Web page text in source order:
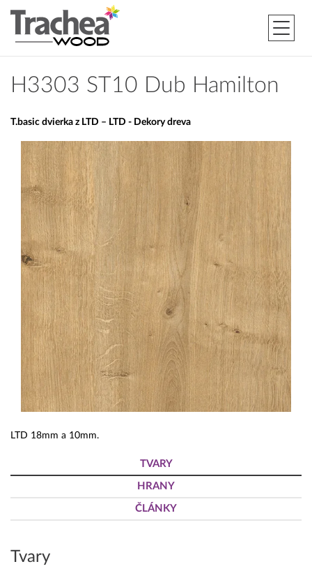
H3303 ST10 Dub Hamilton
T.basic dvierka z LTD – LTD - Dekory dreva
LTD 18mm a 10mm.
TVARY
HRANY
ČLÁNKY
Tvary